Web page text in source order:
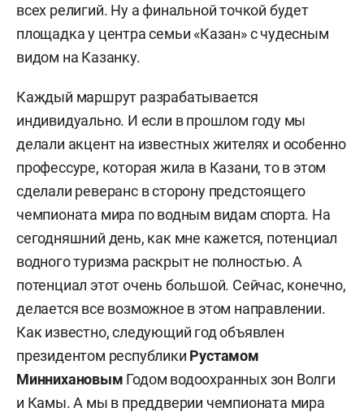
всех религий. Ну а финальной точкой будет
площадка у центра семьи «Казан» с чудесным
видом на Казанку.
Каждый маршрут разрабатывается
индивидуально. И если в прошлом году мы
делали акцент на известных жителях и особенно
профессуре, которая жила в Казани, то в этом
сделали реверанс в сторону предстоящего
чемпионата мира по водным видам спорта. На
сегодняшний день, как мне кажется, потенциал
водного туризма раскрыт не полностью. А
потенциал этот очень большой. Сейчас, конечно,
делается все возможное в этом направлении.
Как известно, следующий год объявлен
президентом республики Рустамом
Миннихановым Годом водоохранных зон Волги
и Камы. А мы в преддверии чемпионата мира